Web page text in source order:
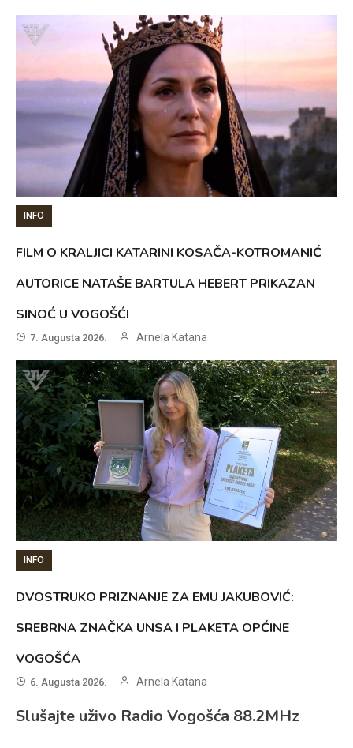
INFO
FILM O KRALJICI KATARINI KOSAČA-KOTROMANIĆ
AUTORICE NATAŠE BARTULA HEBERT PRIKAZAN
SINOĆ U VOGOŠĆI
7. Augusta 2026. Arnela Katana
INFO
DVOSTRUKO PRIZNANJE ZA EMU JAKUBOVIĆ:
SREBRNA ZNAČKA UNSA I PLAKETA OPĆINE
VOGOŠĆA
6. Augusta 2026. Arnela Katana
Slušajte uživo Radio Vogošća 88.2MHz